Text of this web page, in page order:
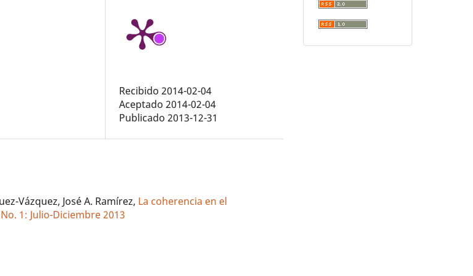
Recibido 2014-02-04
Aceptado 2014-02-04
Publicado 2013-12-31
Vázquez, José A. Ramírez, La coherencia en el
1: Julio-Diciembre 2013